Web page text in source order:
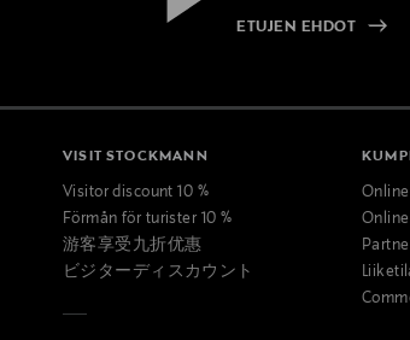
ETUJEN EHDOT
VISIT STOCKMANN
Visitor discount 10 %
Förmån för turister 10 %
游客享受九折优惠
ビジターディスカウント